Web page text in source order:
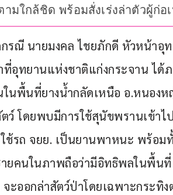
ามใกล้ชิด พร้อมสั่งเร่งล่าตัวผู้ก่อ
รณี นายมงคล ไชยภักดี หัวหน้าอุ
อุทยานแห่งชาติแก่งกระจาน ได้
นพื้นที่ยางน้ำกลัดเหนือ อ.หนองห
ว์ โดยพบมีการใช้สุนัขพรานเข้าไ
ช้รถ จยย. เป็นยานพาหนะ พร้อม
ยคนในภาพถือว่ามีอิทธิพลในพื้น
จะออกล่าสัตว์ป่าโดยเฉพาะกระทิ